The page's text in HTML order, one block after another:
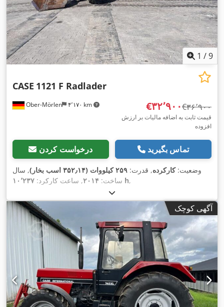
1 /9
Ober-Mörlen ۴٬۱۷۰ km
CASE 1121 F Radlader
‎€۳۲٬۹۰۰ ‎€۳۶٬۹۰۰
قیمت ثابت به اضافه مالیات بر ارزش
افزوده
درخواست کردن تماس بگیرید
وضعیت:کارکرده, قدرت: ۲۵۹ کیلووات (۳۵۲٫۱۴ اسب بخار)
, سال
ساخت: ۲۰۱۴, ساعت کارکرد: ۱۰٬۲۳۷ h,
آگهی کوچک